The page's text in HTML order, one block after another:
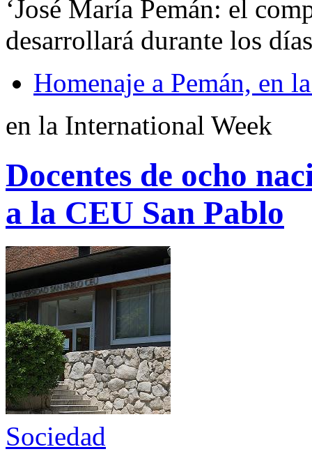
‘José María Pemán: el
desarrollará durante los
Homenaje a Pemán, en
en la International Week
Docentes de ocho
a la CEU San Pablo
Sociedad